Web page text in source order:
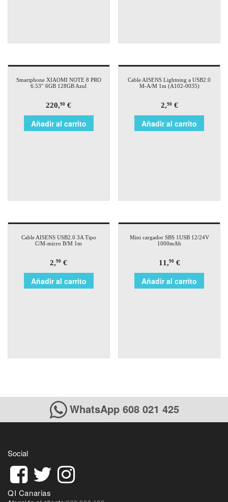
Smartphone XIAOMI NOTE 8 PRO
6.53″ 6GB 128GB Azul
220,90 €
Añadir al carrito
Cable AISENS Lightning a USB2.0
M-A/M 1m (A102-0035)
2,90€
Añadir al carrito
Cable AISENS USB2.0 3A Tipo
C/M-micro B/M 1m
2,90 €
Añadir al carrito
Mini cargador SBS 1USB 12/24V
1000mAh
11,90€
Añadir al carrito
WhatsApp 608 021 425
Social
QI Canarias